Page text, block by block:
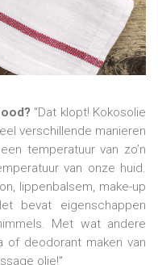
"Dat klopt! Kokosolie
verschillende manieren
temperatuur van zo’n
van onze huid.
lippenbalsem, make-up
bevat eigenschappen
Met wat andere
of deodorant maken van
olie!"